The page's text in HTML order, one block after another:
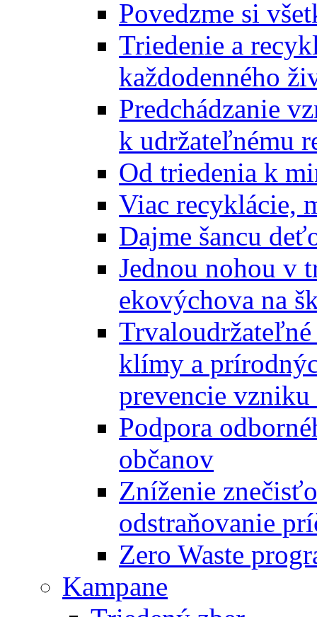
Povedzme si
Triedenie a
každodenného
Predchádzanie
k udržateľnému
Od triedenia k
Viac recyklácie,
Dajme šancu
Jednou nohou v
ekovýchova na
klímy a
prevencie vzniku
Podpora
občanov
Zníženie
odstraňovanie
Zero Waste
Kampane